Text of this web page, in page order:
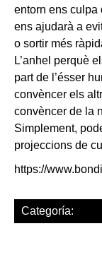
entorn ens culpa
ens ajudarà a
o sortir més
L’anhel perquè
part de l’ésser
convèncer els
convèncer de la
Simplement,
projeccions de
https://
Categoría: